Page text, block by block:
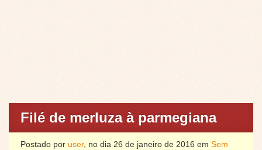
Filé de merluza à parmegiana
Postado por user, no dia 26 de janeiro de 2016 em Sem